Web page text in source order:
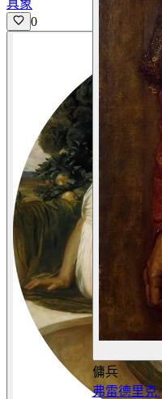
具象
0
傭兵
弗雷德里克·